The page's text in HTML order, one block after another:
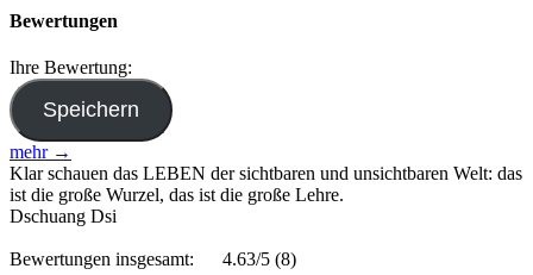
Bewertungen
Ihre Bewertung:
mehr →
Klar schauen das LEBEN der sichtbaren und unsichtbaren Welt: das
ist die große Wurzel, das ist die große Lehre.
Dschuang Dsi
Bewertungen insgesamt: 4.63/5 (8)